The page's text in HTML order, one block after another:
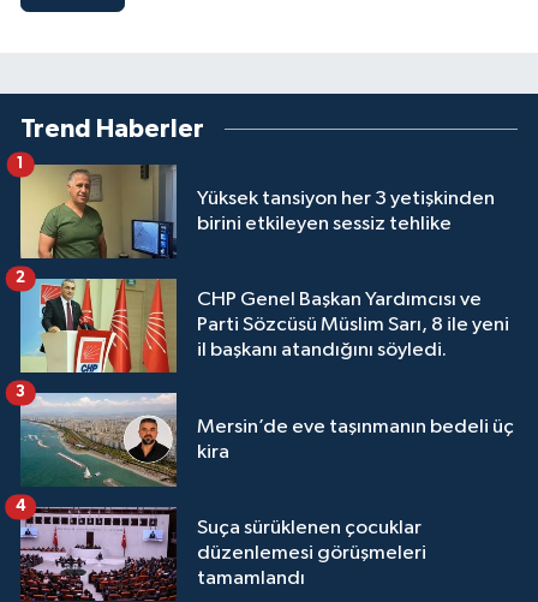
Trend Haberler
Yüksek tansiyon her 3 yetişkinden
birini etkileyen sessiz tehlike
1
CHP Genel Başkan Yardımcısı ve
Parti Sözcüsü Müslim Sarı, 8 ile yeni
il başkanı atandığını söyledi.
2
Mersin’de eve taşınmanın bedeli üç
kira
3
Suça sürüklenen çocuklar
düzenlemesi görüşmeleri
tamamlandı
4